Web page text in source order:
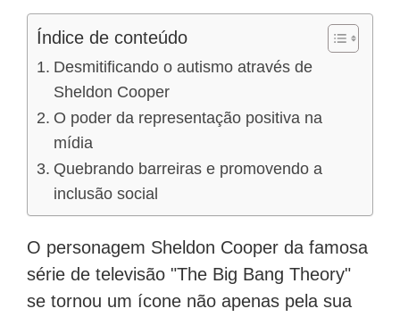
Índice de conteúdo
Desmitificando o autismo através de
Sheldon Cooper
O poder da representação positiva na
mídia
Quebrando barreiras e promovendo a
inclusão social
O personagem Sheldon Cooper da famosa
série de televisão "The Big Bang Theory"
se tornou um ícone não apenas pela sua